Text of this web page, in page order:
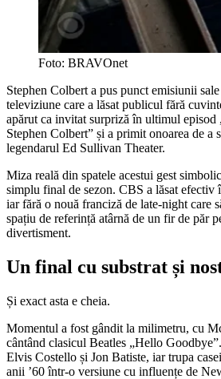
Foto: BRAVOnet
Stephen Colbert a pus punct emisiunii
televiziune care a lăsat publicul fără
apărut ca invitat surpriză în ultimul
Stephen Colbert” și a primit onoarea de a
legendarul Ed Sullivan Theater.
Miza reală din spatele acestui gest
simplu final de sezon. CBS a lăsat efectiv
iar fără o nouă franciză de late-night care
spațiu de referință atârnă de un fir de păr
divertisment.
Un final cu substrat și
Și exact asta e cheia.
Momentul a fost gândit la milimetru, cu
cântând clasicul Beatles „Hello
Elvis Costello și Jon Batiste, iar trupa
anii ’60 într-o versiune cu influențe de